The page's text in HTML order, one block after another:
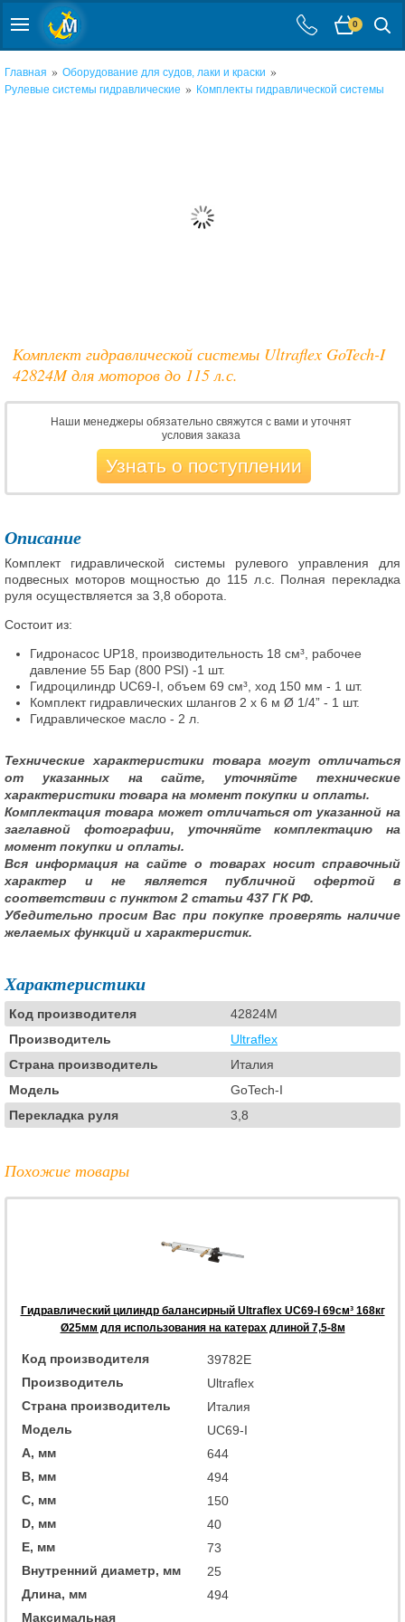
0
Главная » Оборудование для судов, лаки и краски »
Рулевые системы гидравлические » Комплекты гидравлической системы
Комплект гидравлической системы Ultraflex GoTech-I
42824M для моторов до 115 л.с.
Наши менеджеры обязательно свяжутся с вами и уточнят
условия заказа
Узнать о поступлении
Описание
Комплект гидравлической системы рулевого управления для
подвесных моторов мощностью до 115 л.с. Полная перекладка
руля осуществляется за 3,8 оборота.
Состоит из:
Гидронасос UP18, производительность 18 см³, рабочее
давление 55 Бар (800 PSI) -1 шт.
Гидроцилиндр UC69-I, объем 69 см³, ход 150 мм - 1 шт.
Комплект гидравлических шлангов 2 x 6 м Ø 1/4” - 1 шт.
Гидравлическое масло - 2 л.
Технические характеристики товара могут отличаться
от указанных на сайте, уточняйте технические
характеристики товара на момент покупки и оплаты.
Комплектация товара может отличаться от указанной на
заглавной фотографии, уточняйте комплектацию на
момент покупки и оплаты.
Вся информация на сайте о товарах носит справочный
характер и не является публичной офертой в
соответствии с пунктом 2 статьи 437 ГК РФ.
Убедительно просим Вас при покупке проверять наличие
желаемых функций и характеристик.
Характеристики
Код производителя
42824M
Производитель
Ultraflex
Страна производитель
Италия
Модель
GoTech-I
Перекладка руля
3,8
Похожие товары
Гидравлический цилиндр балансирный Ultraflex UC69-I 69см³ 168кг
Ø25мм для использования на катерах длиной 7,5-8м
Код производителя
39782E
Производитель
Ultraflex
Страна производитель
Италия
Модель
UC69-I
A, мм
644
B, мм
494
C, мм
150
D, мм
40
E, мм
73
Внутренний диаметр, мм
25
Длина, мм
494
Максимальная